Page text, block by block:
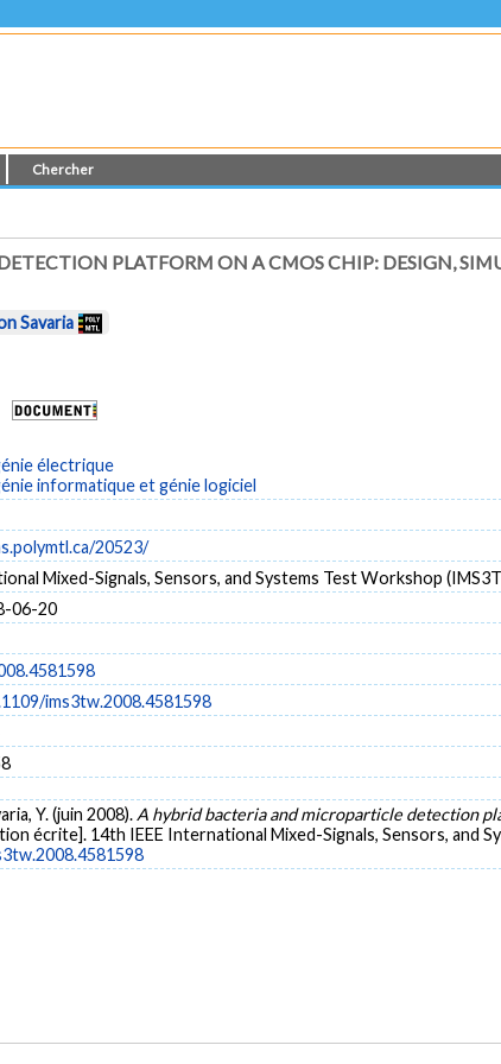
Chercher
PLATFORM ON A CMOS CHIP: DESIGN,
Savaria
électrique
informatique et génie logiciel
20523/
Mixed-Signals, Sensors, and Systems Test Workshop
06-20
ims3tw.2008.4581598
Y. (juin 2008). A hybrid bacteria and microparticle detection
écrite]. 14th IEEE International Mixed-Signals, Sensors, and